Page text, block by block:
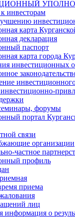
инвесторам
карта
декларация
паспорт
карта города
инвестиционных
форумы
портал
связи
организации
частное
профиль
приема
лиц
информация о